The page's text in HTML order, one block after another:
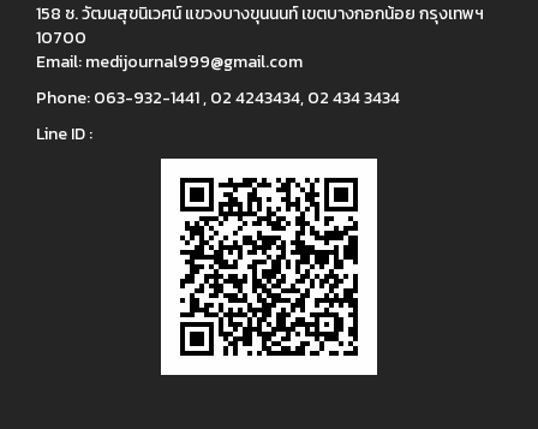
158 ซ. วัฒนสุขนิเวศน์ แขวงบางขุนนนท์ เขตบางกอกน้อย กรุงเทพฯ
10700
Email:medijournal999@gmail.com
Phone:063-932-1441 , 02 4243434, 02 434 3434
Line ID :